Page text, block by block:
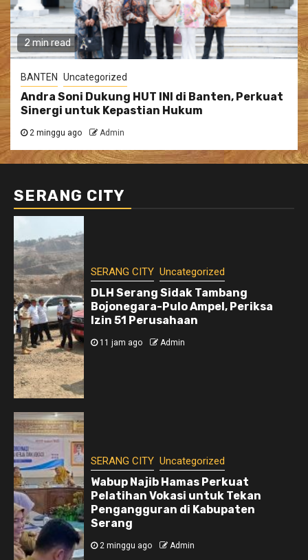
2 min read
BANTEN Uncategorized
Andra Soni Dukung HUT INI di Banten, Perkuat
Sinergi untuk Kepastian Hukum
2 minggu ago Admin
SERANG CITY
SERANG CITY Uncategorized
DLH Serang Sidak Tambang
Bojonegara-Pulo Ampel, Periksa
Izin 51 Perusahaan
11 jam ago Admin
SERANG CITY Uncategorized
Wabup Najib Hamas Perkuat
Pelatihan Vokasi untuk Tekan
Pengangguran di Kabupaten
Serang
2 minggu ago Admin